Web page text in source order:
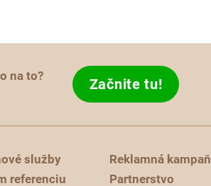
na to? Začnite tu!
služby
referenciu
Reklamná kampaň
Partnerstvo